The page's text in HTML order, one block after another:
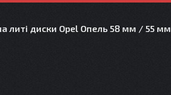
литі диски Opel Опель 58 мм / 55 мм